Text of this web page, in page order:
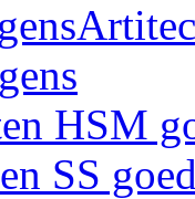
HSM
SS